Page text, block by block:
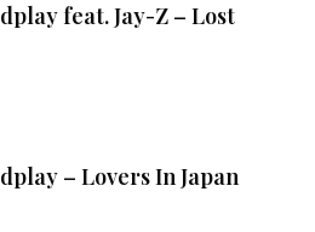
feat. Jay-Z – Lost
– Lovers In Japan